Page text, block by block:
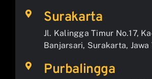
Surakarta
Jl. Kalingga Timur No.17,
Banjarsari, Surakarta, Jawa
Purbalingga